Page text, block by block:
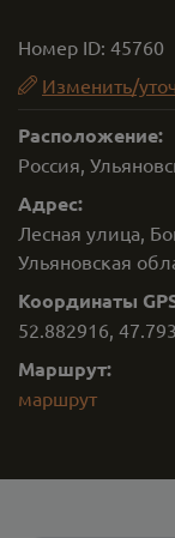
Номер ID: 45760
Изменить/
Расположение:
Россия,
Адрес:
Лесная улица,
Ульяновская
Координаты
52.882916,
Маршрут:
маршрут